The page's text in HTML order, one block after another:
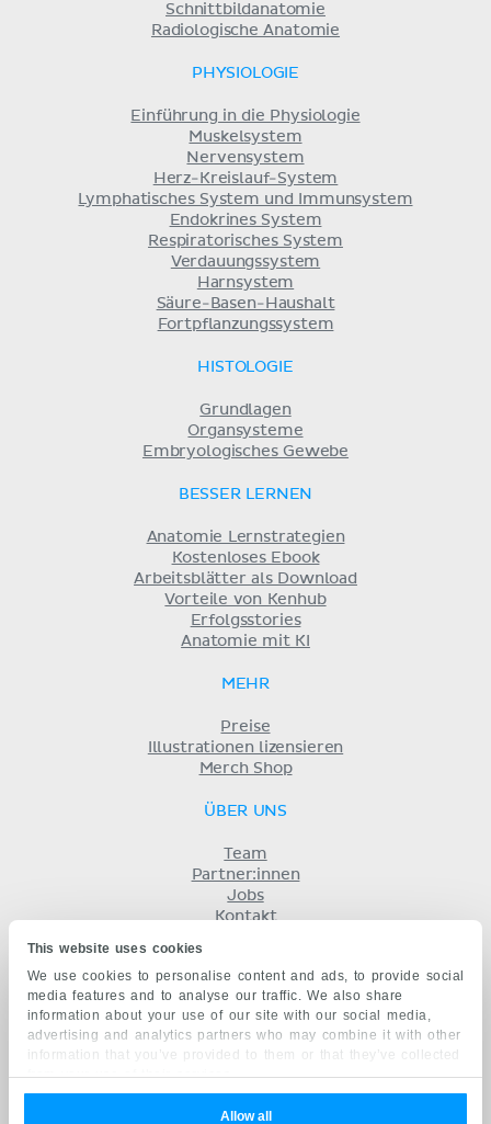
This website uses cookies
We use cookies to personalise content and ads, to provide social
media features and to analyse our traffic. We also share
information about your use of our site with our social media,
advertising and analytics partners who may combine it with other
information that you’ve provided to them or that they’ve collected
from your use of their services.
Allow all
Schnittbildanatomie
Radiologische Anatomie
PHYSIOLOGIE
Einführung in die Physiologie
Muskelsystem
Nervensystem
Herz-Kreislauf-System
Lymphatisches System und Immunsystem
Endokrines System
Respiratorisches System
Verdauungssystem
Harnsystem
Säure-Basen-Haushalt
Fortpflanzungssystem
HISTOLOGIE
Grundlagen
Organsysteme
Embryologisches Gewebe
BESSER LERNEN
Anatomie Lernstrategien
Kostenloses Ebook
Arbeitsblätter als Download
Vorteile von Kenhub
Erfolgsstories
Anatomie mit KI
MEHR
Preise
Illustrationen lizensieren
Merch Shop
ÜBER UNS
Team
Partner:innen
Jobs
Kontakt
Geschäftsbedingungen
Datenschutz
KENHUB AUF...
English